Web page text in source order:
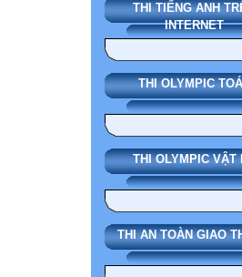
THI TIẾNG ANH
INTERNET
THI OLYMPIC
THI OLYMPIC VẬT
THI AN TOÀN GIAO